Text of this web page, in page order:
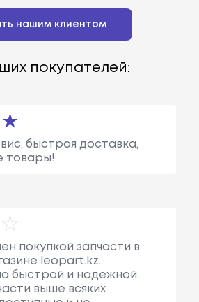
нашим клиентом
покупателей:
быстрая доставка,
товары!
покупкой запчасти в
leopart.kz.
быстрой и надежной.
выше всяких